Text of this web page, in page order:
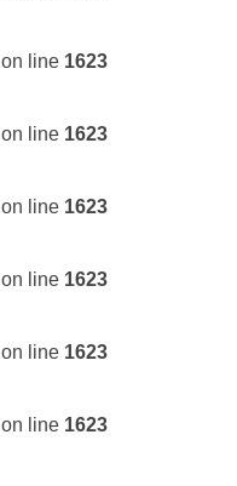
on line 1623
on line 1623
on line 1623
on line 1623
on line 1623
on line 1623